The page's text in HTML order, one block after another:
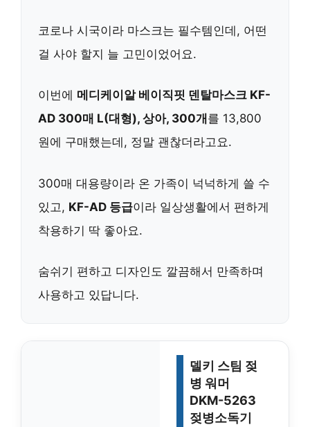
코로나 시국이라 마스크는 필수템인데, 어떤
걸 사야 할지 늘 고민이었어요.
이번에 메디케이알 베이직핏 덴탈마스크 KF-
AD 300매 L(대형), 상아, 300개 를 13,800
원에 구매했는데, 정말 괜찮더라고요.
300매 대용량이라 온 가족이 넉넉하게 쓸 수
있고, KF-AD 등급이라 일상생활에서 편하게
착용하기 딱 좋아요.
숨쉬기 편하고 디자인도 깔끔해서 만족하며
사용하고 있답니다.
델키 스팀 젖
병 워머
DKM-5263
젖병소독기